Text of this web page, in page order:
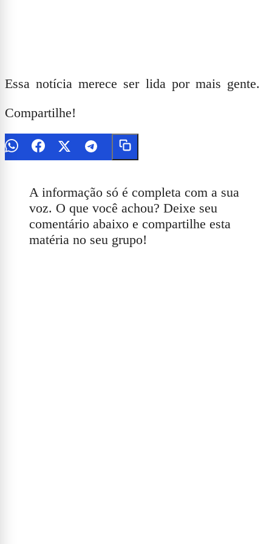
Essa notícia merece ser lida por mais gente.
Compartilhe!
A informação só é completa com a sua
voz. O que você achou? Deixe seu
comentário abaixo e compartilhe esta
matéria no seu grupo!